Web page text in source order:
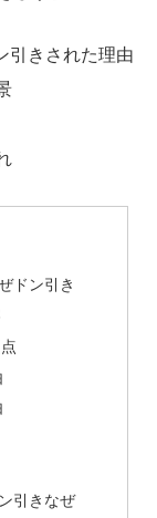
引きされた理由
ドン引き
引きなぜ